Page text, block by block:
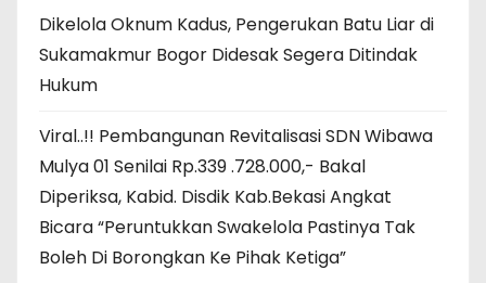
Dikelola Oknum Kadus, Pengerukan Batu Liar di
Sukamakmur Bogor Didesak Segera Ditindak
Hukum
Viral..!! Pembangunan Revitalisasi SDN Wibawa
Mulya 01 Senilai Rp.339 .728.000,- Bakal
Diperiksa, Kabid. Disdik Kab.Bekasi Angkat
Bicara “Peruntukkan Swakelola Pastinya Tak
Boleh Di Borongkan Ke Pihak Ketiga”